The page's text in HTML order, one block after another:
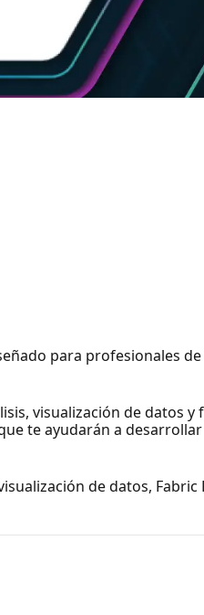
para profesionales
visualización de datos y
te ayudarán a
de datos, Fabric